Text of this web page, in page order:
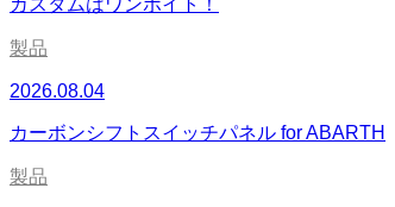
カスタムはワンポイト！
製品
2026.08.04
カーボンシフトスイッチパネル for ABARTH
製品